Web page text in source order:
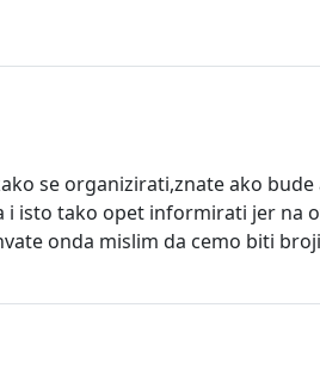
se organizirati,znate ako
tako opet informirati jer na
onda mislim da cemo biti